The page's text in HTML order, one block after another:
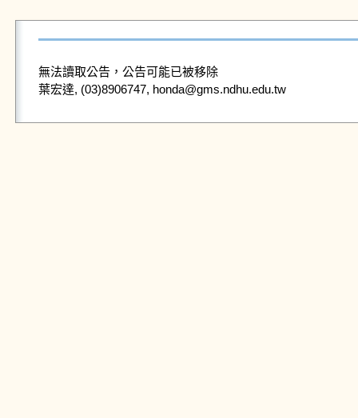
無法讀取公告，公告可能已被移除
葉宏達, (03)8906747, honda@gms.ndhu.edu.tw